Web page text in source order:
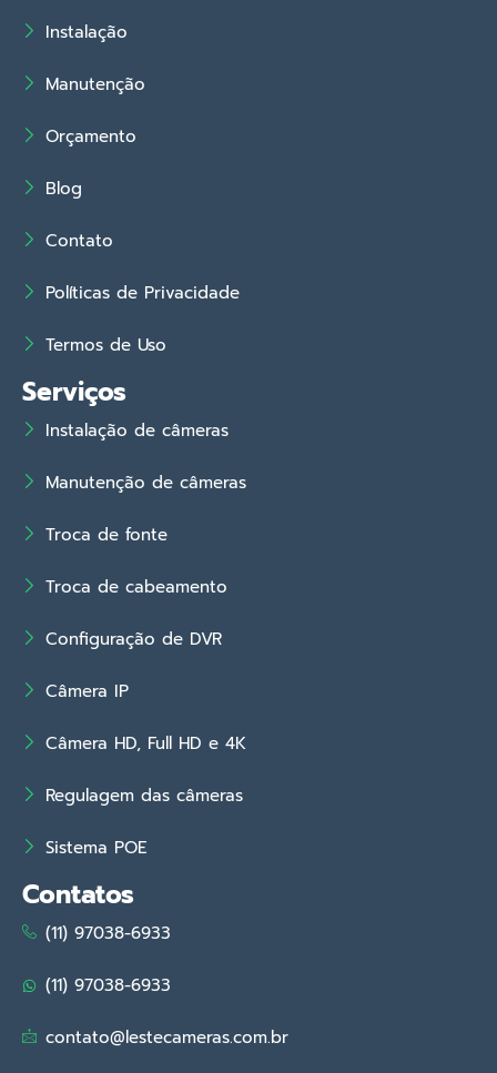
Instalação
Manutenção
Orçamento
Blog
Contato
Políticas de Privacidade
Termos de Uso
Serviços
Instalação de câmeras
Manutenção de câmeras
Troca de fonte
Troca de cabeamento
Configuração de DVR
Câmera IP
Câmera HD, Full HD e 4K
Regulagem das câmeras
Sistema POE
Contatos
(11) 97038-6933
(11) 97038-6933
contato@lestecameras.com.br